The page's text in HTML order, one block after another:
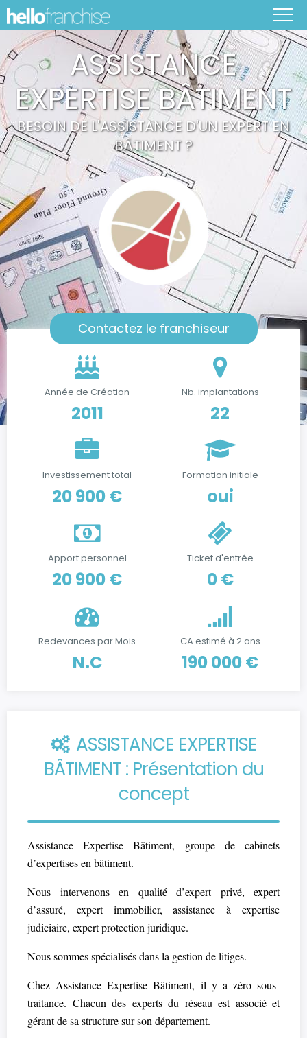
ASSISTANCE
EXPERTISE BÂTIMENT
BESOIN DE L'ASSISTANCE D'UN EXPERT EN
BÂTIMENT ?
Contactez le franchiseur
Année de Création
2011
Nb. implantations
22
Investissement total
20 900 €
Formation initiale
oui
Apport personnel
20 900 €
Ticket d'entrée
0 €
Redevances par Mois
N.C
CA estimé à 2 ans
190 000 €
ASSISTANCE EXPERTISE
BÂTIMENT : Présentation du
concept
Assistance Expertise Bâtiment, groupe de cabinets
d’expertises en bâtiment.
Nous intervenons en qualité d’expert privé, expert
d’assuré, expert immobilier, assistance à expertise
judiciaire, expert protection juridique.
Nous sommes spécialisés dans la gestion de litiges.
Chez Assistance Expertise Bâtiment, il y a zéro sous-
traitance. Chacun des experts du réseau est associé et
gérant de sa structure sur son département.